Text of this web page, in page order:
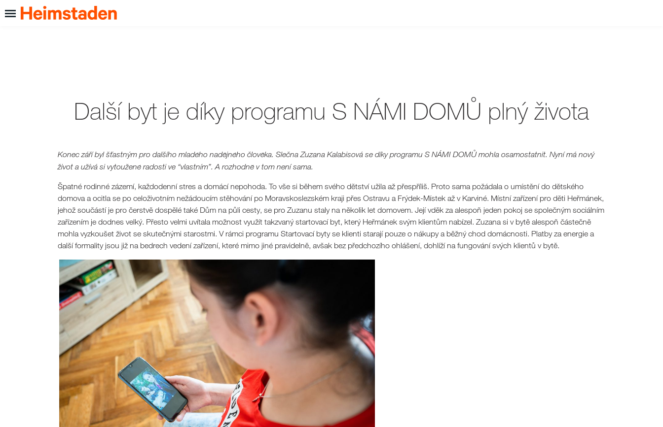
Další byt je díky programu S NÁMI DOMŮ plný života
Konec září byl šťastným pro dalšího mladého nadějného člověka. Slečna Zuzana Kalabisová se díky programu S NÁMI DOMŮ mohla osamostatnit. Nyní má nový
život a užívá si vytoužené radosti ve “vlastním”. A rozhodně v tom není sama.
Špatné rodinné zázemí, každodenní stres a domácí nepohoda. To vše si během svého dětství užila až přespříliš. Proto sama požádala o umístění do dětského
domova a ocitla se po celoživotním nežádoucím stěhování po Moravskoslezském kraji přes Ostravu a Frýdek-Místek až v Karviné. Místní zařízení pro děti Heřmánek,
jehož součástí je pro čerstvě dospělé také Dům na půli cesty, se pro Zuzanu staly na několik let domovem. Její vděk za alespoň jeden pokoj se společným sociálním
zařízením je dodnes velký. Přesto velmi uvítala možnost využít takzvaný startovací byt, který Heřmánek svým klientům nabízel. Zuzana si v bytě alespoň částečně
mohla vyzkoušet život se skutečnými starostmi. V rámci programu Startovací byty se klienti starají pouze o nákupy a běžný chod domácnosti. Platby za energie a
další formality jsou již na bedrech vedení zařízení, které mimo jiné pravidelně, avšak bez předchozího ohlášení, dohlíží na fungování svých klientů v bytě.